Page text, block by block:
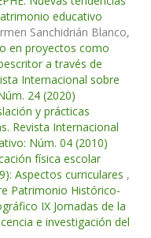
educativo
Sanchidrián Blanco,
en proyectos como
a través de
Internacional sobre
24 (2020)
y prácticas
Revista Internacional
Núm. 04 (2010)
física escolar
Aspectos curriculares ,
Patrimonio Histórico-
IX Jornadas de la
e investigación del